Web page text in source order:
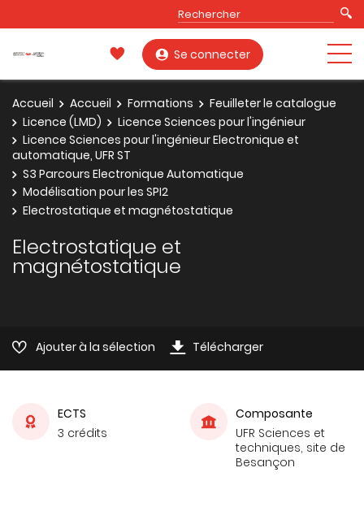
Se connecter
Accueil Accueil Formations
Feuilleter le catalogue
Licence (LMD)
Licence Sciences pour l'ingénieur
Licence Sciences pour l'ingénieur Electronique et
automatique, UFR ST
S3 Parcours Electronique Automatique
Modélisation pour les SPI2
Electrostatique et magnétostatique
Electrostatique et
magnétostatique
Ajouter à la sélection Télécharger
ECTS
3 crédits
Composante
UFR Sciences et
techniques, site de
Besançon